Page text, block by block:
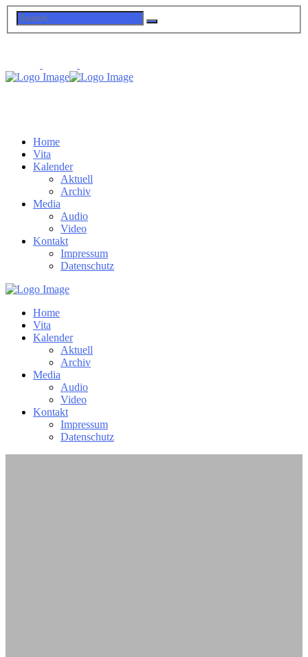
Home
Vita
Kalender
Aktuell
Archiv
Media
Audio
Video
Kontakt
Impressum
Datenschutz
Home
Vita
Kalender
Aktuell
Archiv
Media
Audio
Video
Kontakt
Impressum
Datenschutz